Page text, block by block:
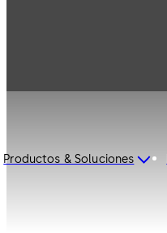
Productos & Soluciones